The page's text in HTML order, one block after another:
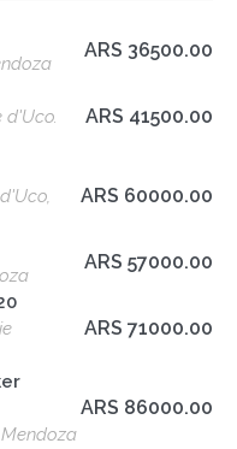
ARS 36500.00
d'Uco.
ARS 41500.00
ARS 60000.00
ARS 57000.00
ARS 71000.00
ARS 86000.00